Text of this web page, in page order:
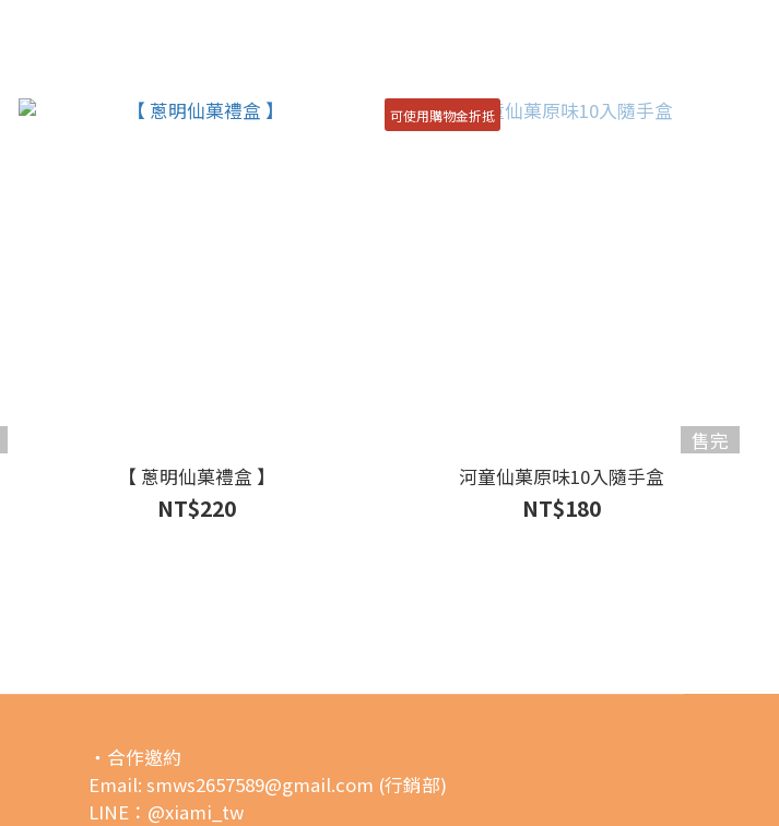
【 蔥明仙菓禮盒 】
NT$220
可使用購物金折抵
售完
河童仙菓原味10入隨手盒
NT$180
・合作邀約
Email: smws2657589@gmail.com (行銷部)
LINE：@xiami_tw